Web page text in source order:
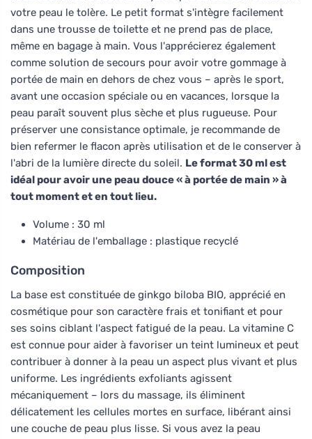
votre peau le tolère. Le petit format s'intègre facilement
dans une trousse de toilette et ne prend pas de place,
même en bagage à main. Vous l'apprécierez également
comme solution de secours pour avoir votre gommage à
portée de main en dehors de chez vous – après le sport,
avant une occasion spéciale ou en vacances, lorsque la
peau paraît souvent plus sèche et plus rugueuse. Pour
préserver une consistance optimale, je recommande de
bien refermer le flacon après utilisation et de le conserver à
l'abri de la lumière directe du soleil. Le format 30 ml est
idéal pour avoir une peau douce « à portée de main » à
tout moment et en tout lieu.
Volume : 30 ml
Matériau de l'emballage : plastique recyclé
Composition
La base est constituée de ginkgo biloba BIO, apprécié en
cosmétique pour son caractère frais et tonifiant et pour
ses soins ciblant l'aspect fatigué de la peau. La vitamine C
est connue pour aider à favoriser un teint lumineux et peut
contribuer à donner à la peau un aspect plus vivant et plus
uniforme. Les ingrédients exfoliants agissent
mécaniquement – lors du massage, ils éliminent
délicatement les cellules mortes en surface, libérant ainsi
une couche de peau plus lisse. Si vous avez la peau